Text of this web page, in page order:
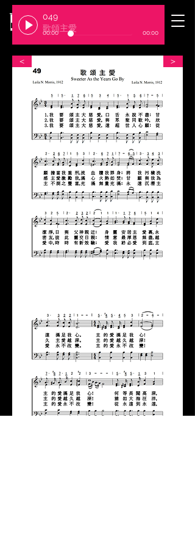
​臺北基督徒聚會處
049
歌頌主愛
00:00 00:00
＜ ＞